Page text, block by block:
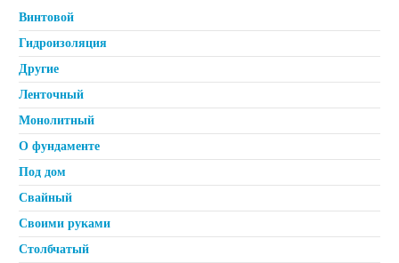
Винтовой
Гидроизоляция
Другие
Ленточный
Монолитный
О фундаменте
Под дом
Свайный
Своими руками
Столбчатый